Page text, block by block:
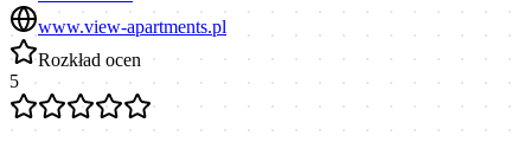
www.view-apartments.pl
Rozkład ocen
5